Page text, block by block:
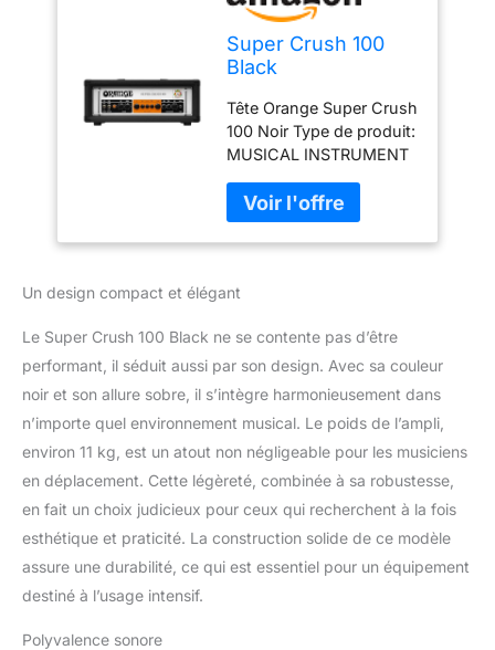
Super Crush 100
Black
Tête Orange Super Crush
100 Noir Type de produit:
MUSICAL INSTRUMENT
Orange
Un design compact et élégant
Le Super Crush 100 Black ne se contente pas d’être
performant, il séduit aussi par son design. Avec sa couleur
noir et son allure sobre, il s’intègre harmonieusement dans
n’importe quel environnement musical. Le poids de l’ampli,
environ 11 kg, est un atout non négligeable pour les musiciens
en déplacement. Cette légèreté, combinée à sa robustesse,
en fait un choix judicieux pour ceux qui recherchent à la fois
esthétique et praticité. La construction solide de ce modèle
assure une durabilité, ce qui est essentiel pour un équipement
destiné à l’usage intensif.
Polyvalence sonore